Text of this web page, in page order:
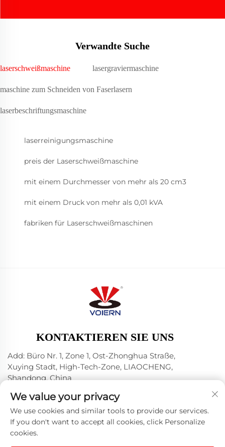
Verwandte Suche
laserschweißmaschine lasergraviermaschine
maschine zum Schneiden von Faserlasern
laserbeschriftungsmaschine
laserreinigungsmaschine
preis der Laserschweißmaschine
mit einem Durchmesser von mehr als 20 cm3
mit einem Druck von mehr als 0,01 kVA
fabriken für Laserschweißmaschinen
KONTAKTIEREN SIE UNS
Add: Büro Nr. 1, Zone 1, Ost-Zhonghua Straße,
Xuying Stadt, High-Tech-Zone, LIAOCHENG,
Shandong, China
Tel.:+86-635 8512218
E-Mail:[email protected]
Urheberrecht © 2024 Liaocheng Voiern Laser
We value your privacy
We use cookies and similar tools to provide our services.
If you don't want to accept all cookies, click Personalize
cookies.